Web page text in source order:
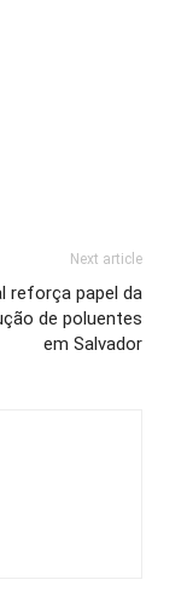
Next article
reforça papel da
de poluentes
em Salvador